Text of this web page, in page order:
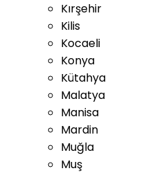
Kırşehir
Kilis
Kocaeli
Konya
Kütahya
Malatya
Manisa
Mardin
Muğla
Muş